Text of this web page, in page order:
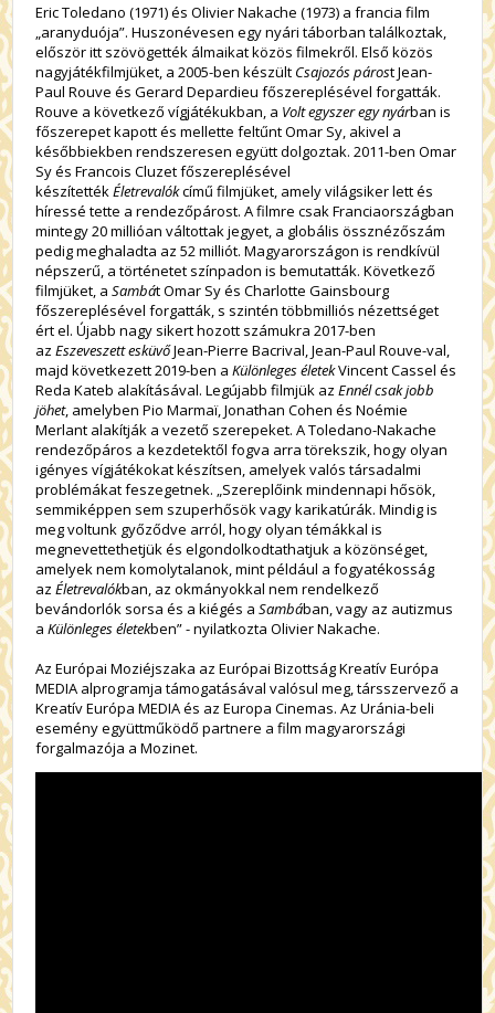
Eric Toledano (1971) és Olivier Nakache (1973) a francia film
„aranyduója”. Huszonévesen egy nyári táborban találkoztak,
először itt szövögették álmaikat közös filmekről. Első közös
nagyjátékfilmjüket, a 2005-ben készült Csajozós párost Jean-
Paul Rouve és Gerard Depardieu főszereplésével forgatták.
Rouve a következő vígjátékukban, a Volt egyszer egy nyárban is
főszerepet kapott és mellette feltűnt Omar Sy, akivel a
későbbiekben rendszeresen együtt dolgoztak. 2011-ben Omar
Sy és Francois Cluzet főszereplésével
készítettékÉletrevalókcímű filmjüket, amely világsiker lett és
híressé tette a rendezőpárost. A filmre csak Franciaországban
mintegy 20 millióan váltottak jegyet, a globális össznézőszám
pedig meghaladta az 52 milliót. Magyarországon is rendkívül
népszerű, a történetet színpadon is bemutatták. Következő
filmjüket, aSambát Omar Sy és Charlotte Gainsbourg
főszereplésével forgatták, s szintén többmilliós nézettséget
ért el. Újabb nagy sikert hozott számukra 2017-ben
azEszeveszett esküvőJean-Pierre Bacrival, Jean-Paul Rouve-val,
majd következett 2019-ben aKülönleges életekVincent Cassel és
Reda Kateb alakításával. Legújabb filmjük azEnnél csak jobb
jöhet, amelyben Pio Marmaï, Jonathan Cohen és Noémie
Merlant alakítják a vezető szerepeket. A Toledano-Nakache
rendezőpáros a kezdetektől fogva arra törekszik, hogy olyan
igényes vígjátékokat készítsen, amelyek valós társadalmi
problémákat feszegetnek. „Szereplőink mindennapi hősök,
semmiképpen sem szuperhősök vagy karikatúrák. Mindig is
meg voltunk győződve arról, hogy olyan témákkal is
megnevettethetjük és elgondolkodtathatjuk a közönséget,
amelyek nem komolytalanok, mint például a fogyatékosság
azÉletrevalókban, az okmányokkal nem rendelkező
bevándorlók sorsa és a kiégés aSambában, vagy az autizmus
aKülönleges életekben” - nyilatkozta Olivier Nakache.
Az Európai Moziéjszaka az Európai Bizottság Kreatív Európa
MEDIA alprogramja támogatásával valósul meg, társszervező a
Kreatív Európa MEDIA és az Europa Cinemas. Az Uránia-beli
esemény együttműködő partnere a film magyarországi
forgalmazója a Mozinet.